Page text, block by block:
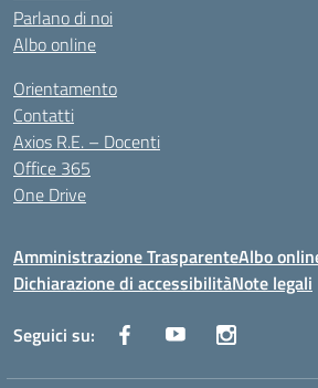
Parlano di noi
Albo online
Orientamento
Contatti
Axios R.E. – Docenti
Office 365
One Drive
Amministrazione TrasparenteAlbo
Dichiarazione di accessibilitàNote legali
Seguici su: